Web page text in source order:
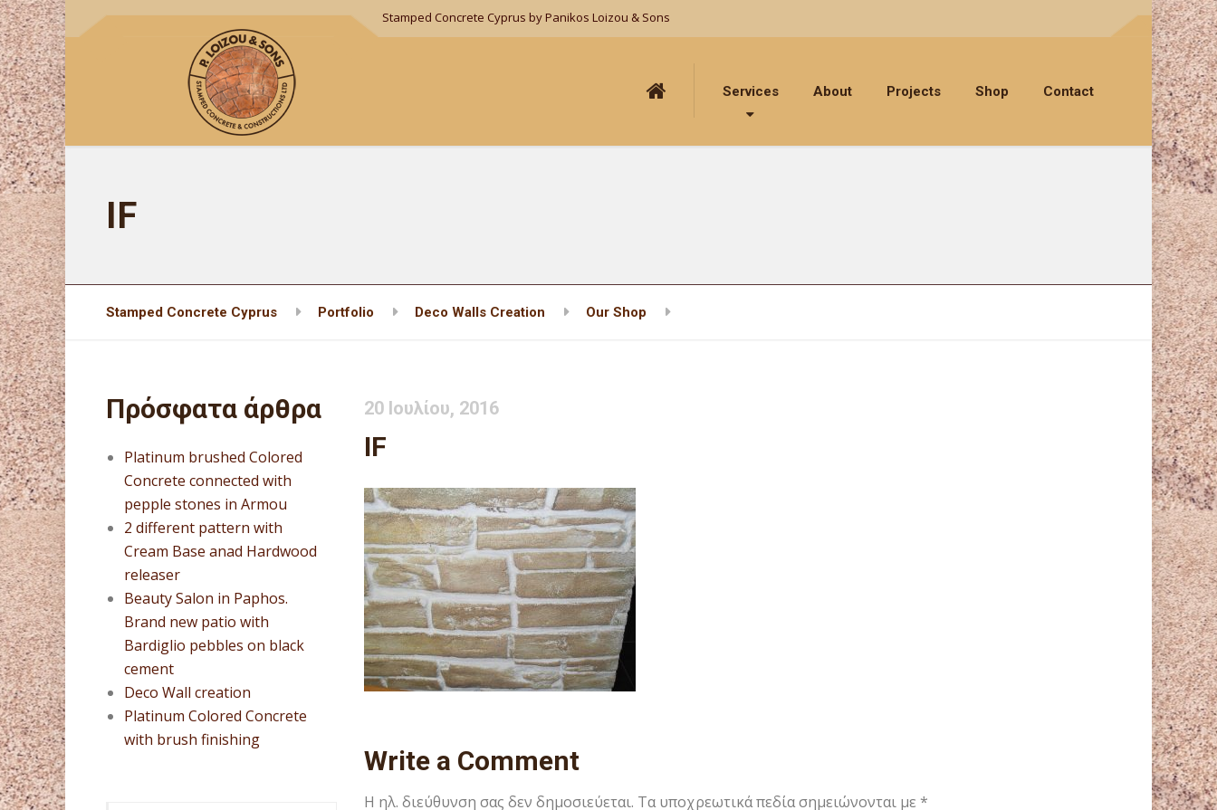
Stamped Concrete Cyprus by Panikos Loizou & Sons
Services About Projects Shop Contact
IF
Stamped Concrete Cyprus Portfolio Deco Walls Creation Our Shop
20 Ιουλίου, 2016
IF
Write a Comment
Η ηλ. διεύθυνση σας δεν δημοσιεύεται. Τα υποχρεωτικά πεδία σημειώνονται με *
Πρόσφατα άρθρα
Platinum brushed Colored
Concrete connected with
pepple stones in Armou
2 different pattern with
Cream Base anad Hardwood
releaser
Beauty Salon in Paphos.
Brand new patio with
Bardiglio pebbles on black
cement
Deco Wall creation
Platinum Colored Concrete
with brush finishing